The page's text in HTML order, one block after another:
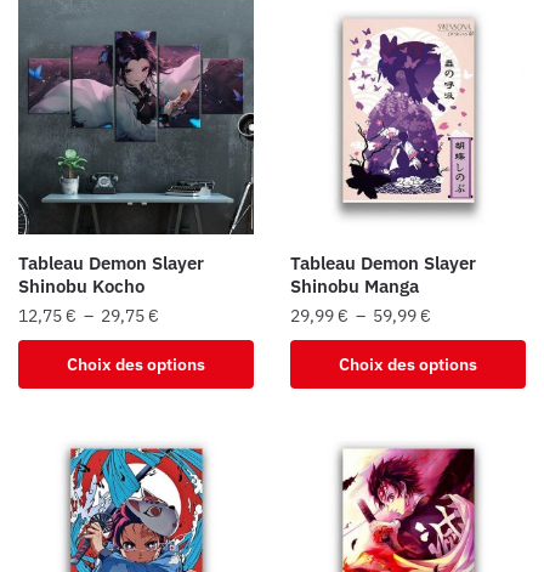
Tableau Demon Slayer
Shinobu Kocho
12,75€ – 29,75€
de
prix :
12,75 €
29,75 €
Choix des options
produit
plusieurs
variations.
options
peuvent
Tableau Demon Slayer
Shinobu Manga
29,99€ – 59,99€
de
prix :
29,99 €
59,99 €
Choix des options
produit
plusieurs
variations.
options
peuvent